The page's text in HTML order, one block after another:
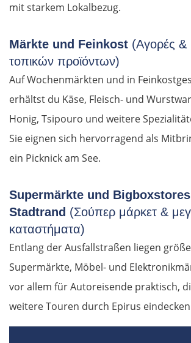
mit starkem Lokalbezug.
Märkte und Feinkost (Αγορές &
τοπικών προϊόντων)
Auf Wochenmärkten und in
erhältst du Käse, Fleisch- und
Honig, Tsipouro und weitere
Sie eignen sich hervorragend als
ein Picknick am See.
Supermärkte und
Stadtrand (Σούπερ μάρκετ &
καταστήματα)
Entlang der Ausfallstraßen liegen
Supermärkte, Möbel- und
vor allem für Autoreisende praktisch,
weitere Touren durch Epirus